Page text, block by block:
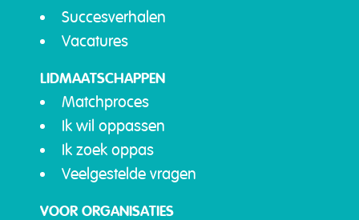
Succesverhalen
Vacatures
LIDMAATSCHAPPEN
Matchproces
Ik wil oppassen
Ik zoek oppas
Veelgestelde vragen
VOOR ORGANISATIES